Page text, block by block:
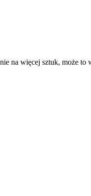
na więcej sztuk, może to